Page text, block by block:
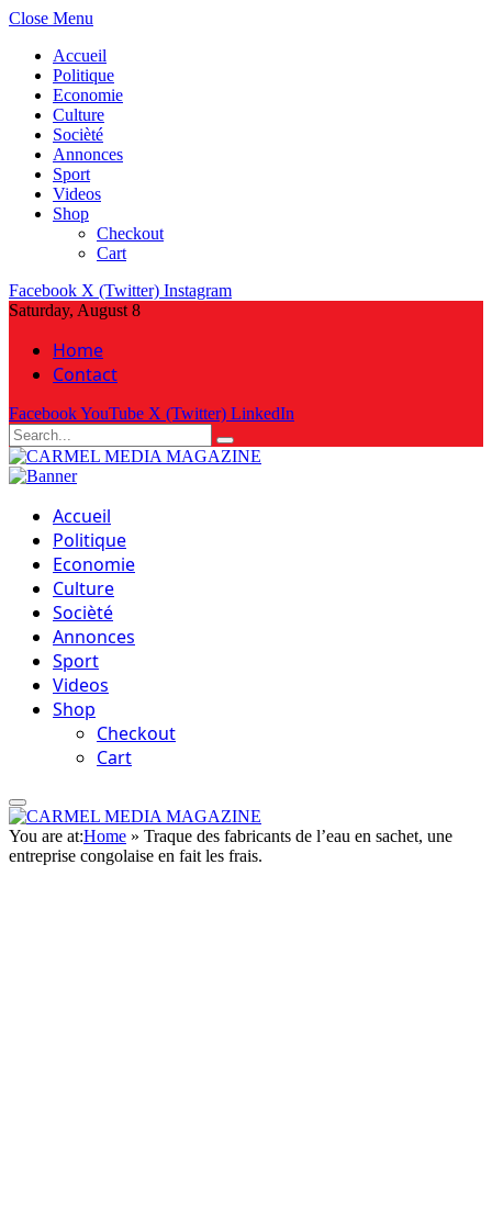
Close Menu
Accueil
Politique
Economie
Culture
Socièté
Annonces
Sport
Videos
Shop
Checkout
Cart
Facebook X (Twitter) Instagram
Saturday, August 8
Home
Contact
FacebookYouTube X (Twitter) LinkedIn
Accueil
Politique
Economie
Culture
Socièté
Annonces
Sport
Videos
Shop
Checkout
Cart
You are at:Home » Traque des fabricants de l’eau en sachet, une
entreprise congolaise en fait les frais.